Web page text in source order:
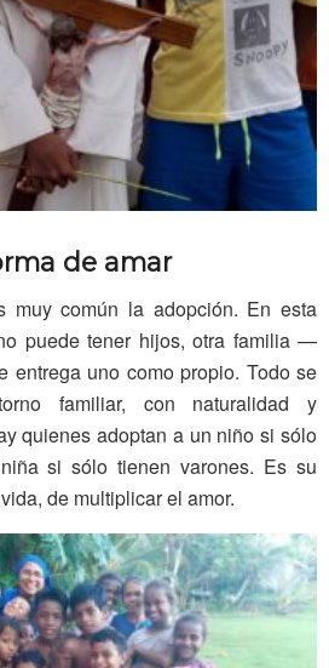
de amar
muy común la adopción. En esta
puede tener hijos, otra familia —
uno como propio. Todo se
familiar, con naturalidad y
quienes adoptan a un niño si sólo
si sólo tienen varones. Es su
de multiplicar el amor.